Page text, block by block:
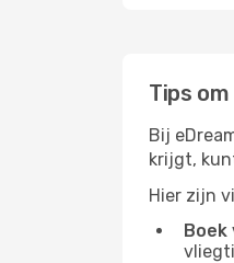
Tips
Bij
krijgt,
Hier zijn
Boek